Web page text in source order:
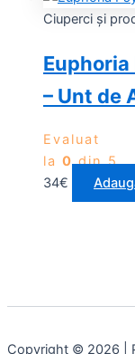
Ciuperci și
– Unt de
Evaluat
la 0din 5
34€
Copyright © 2026 |